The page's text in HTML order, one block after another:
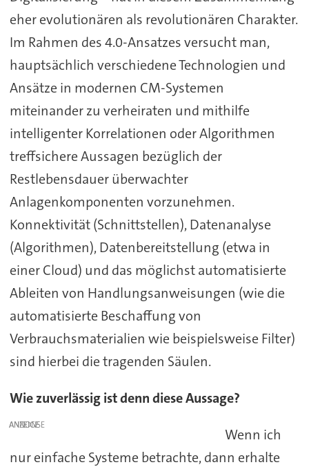
eher evolutionären als revolutionären Charakter.
Im Rahmen des 4.0-Ansatzes versucht man,
hauptsächlich verschiedene Technologien und
Ansätze in modernen CM-Systemen
miteinander zu verheiraten und mithilfe
intelligenter Korrelationen oder Algorithmen
treffsichere Aussagen bezüglich der
Restlebensdauer überwachter
Anlagenkomponenten vorzunehmen.
Konnektivität (Schnittstellen), Datenanalyse
(Algorithmen), Datenbereitstellung (etwa in
einer Cloud) und das möglichst automatisierte
Ableiten von Handlungsanweisungen (wie die
automatisierte Beschaffung von
Verbrauchsmaterialien wie beispielsweise Filter)
sind hierbei die tragenden Säulen.
Wie zuverlässig ist denn diese Aussage?
ANZEIGE
Wenn ich
nur einfache Systeme betrachte, dann erhalte